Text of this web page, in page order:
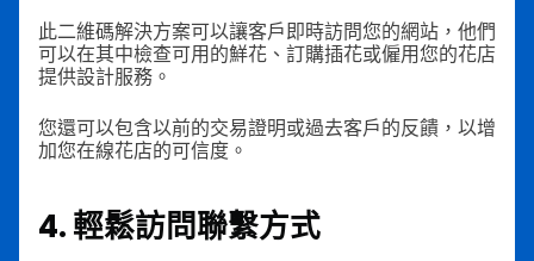
此二維碼解決方案可以讓客戶即時訪問您的網站，他們
可以在其中檢查可用的鮮花、訂購插花或僱用您的花店
提供設計服務。
您還可以包含以前的交易證明或過去客戶的反饋，以增
加您在線花店的可信度。
4. 輕鬆訪問聯繫方式